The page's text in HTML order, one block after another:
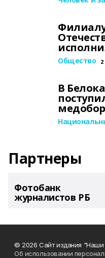
Общество
В
Партнеры
Фотобанк
журналистов РБ
© 2026 Сайт издания "Наши
Об использовании